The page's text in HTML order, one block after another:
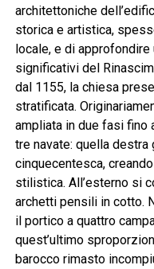
architettoniche
storica e artistica,
locale, e di
significativi del
dal 1155, la chiesa
stratificata.
ampliata in due fasi fino
tre navate: quella
cinquecentesca,
stilistica. All’esterno si
archetti pensili in cotto.
il portico a quattro
quest’ultimo
barocco rimasto